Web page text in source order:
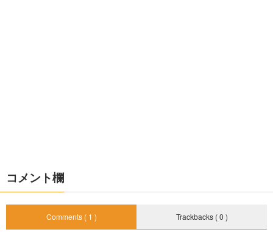
コメント欄
Comments ( 1 ) Trackbacks ( 0 )